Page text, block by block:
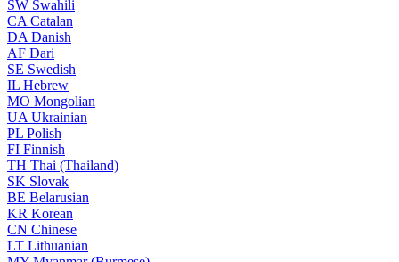
SW Swahili
CA Catalan
DA Danish
AF Dari
SE Swedish
IL Hebrew
MO Mongolian
UA Ukrainian
PL Polish
FI Finnish
TH Thai (Thailand)
SK Slovak
BE Belarusian
KR Korean
CN Chinese
LT Lithuanian